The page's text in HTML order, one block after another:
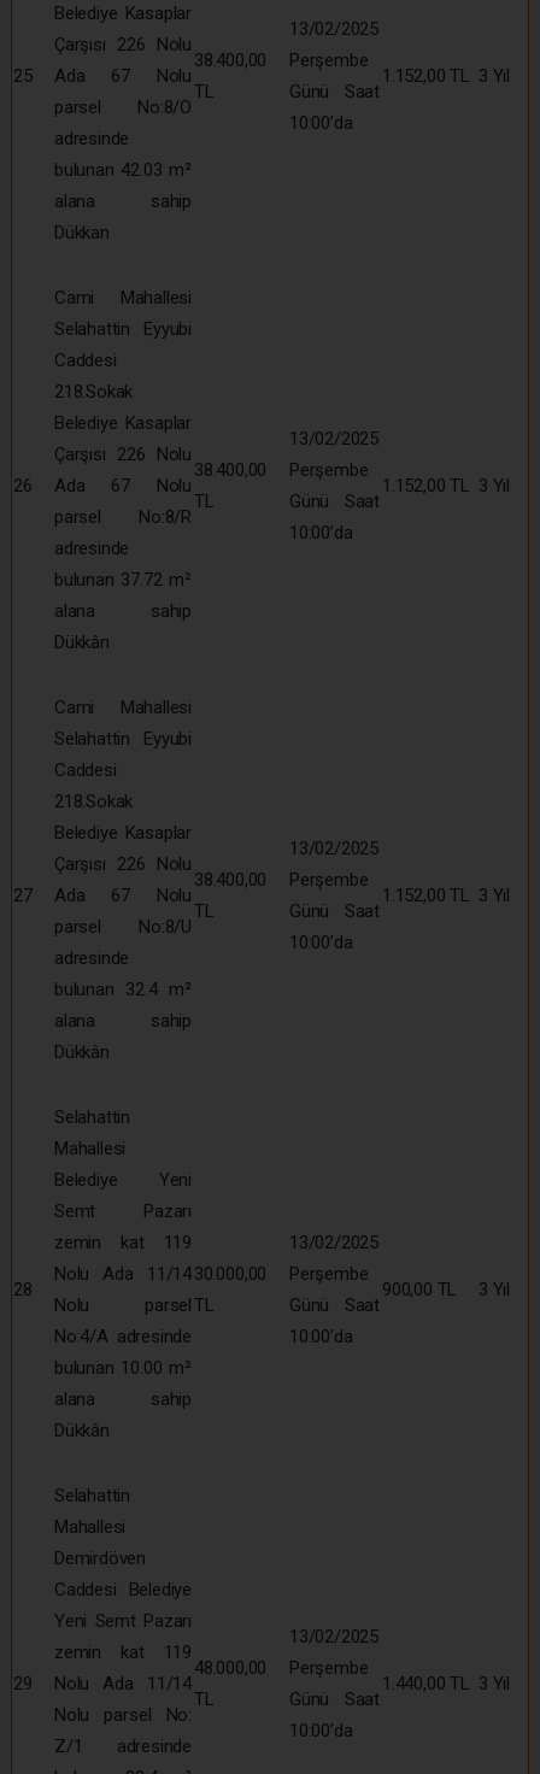
25
Belediye Kasaplar
Çarşısı 226 Nolu
Ada 67 Nolu
parsel No:8/O
adresinde
bulunan 42.03 m²
alana sahip
Dükkan
38.400,00
TL
13/02/2025
Perşembe
Günü Saat
10:00’da
1.152,00 TL 3 Yıl
26
Cami Mahallesi
Selahattin Eyyubi
Caddesi
218.Sokak
Belediye Kasaplar
Çarşısı 226 Nolu
Ada 67 Nolu
parsel No:8/R
adresinde
bulunan 37.72 m²
alana sahip
Dükkân
38.400,00
TL
13/02/2025
Perşembe
Günü Saat
10:00’da
1.152,00 TL 3 Yıl
27
Cami Mahallesi
Selahattin Eyyubi
Caddesi
218.Sokak
Belediye Kasaplar
Çarşısı 226 Nolu
Ada 67 Nolu
parsel No:8/U
adresinde
bulunan 32.4 m²
alana sahip
Dükkân
38.400,00
TL
13/02/2025
Perşembe
Günü Saat
10:00’da
1.152,00 TL 3 Yıl
28
Selahattin
Mahallesi
Belediye Yeni
Semt Pazarı
zemin kat 119
Nolu Ada 11/14
Nolu parsel
No:4/A adresinde
bulunan 10.00 m²
alana sahip
Dükkân
30.000,00
TL
13/02/2025
Perşembe
Günü Saat
10:00’da
900,00 TL 3 Yıl
29
Selahattin
Mahallesi
Demirdöven
Caddesi Belediye
Yeni Semt Pazarı
zemin kat 119
Nolu Ada 11/14
Nolu parsel No:
Z/1 adresinde
48.000,00
TL
13/02/2025
Perşembe
Günü Saat
10:00’da
1.440,00 TL 3 Yıl